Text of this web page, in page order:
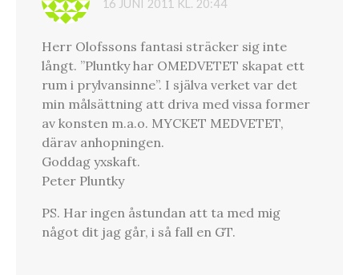
16 JUNI 2011 KL. 20:44
Herr Olofssons fantasi sträcker sig inte
långt. ”Pluntky har OMEDVETET skapat ett
rum i prylvansinne”. I själva verket var det
min målsättning att driva med vissa former
av konsten m.a.o. MYCKET MEDVETET,
därav anhopningen.
Goddag yxskaft.
Peter Pluntky
PS. Har ingen åstundan att ta med mig
något dit jag går, i så fall en GT.